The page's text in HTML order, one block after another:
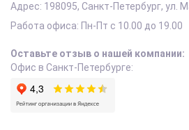
Адрес: 198095, Санкт-Петербург, ул.
Работа офиса: Пн-Пт с 10.00 до 19.00
Оставьте отзыв о нашей компании:
Офис в Санкт-Петербурге: